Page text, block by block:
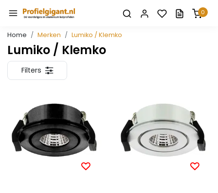
0
Home Merken Lumiko / Klemko
Lumiko / Klemko
Filters